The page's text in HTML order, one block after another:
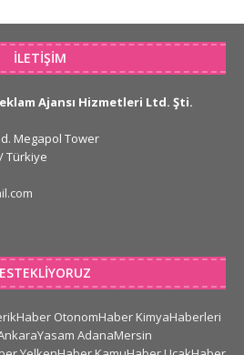
İLETIŞIM
Ajansı Hizmetleri Ltd. Şti.
Megapol Tower
Türkiye
OtonomHaber KimyaHaberleri
AdanaMersin